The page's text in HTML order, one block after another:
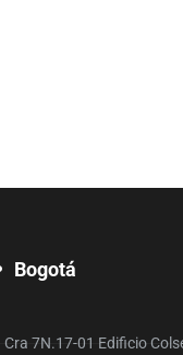
Bogotá
Cra 7N.17-01 Edificio